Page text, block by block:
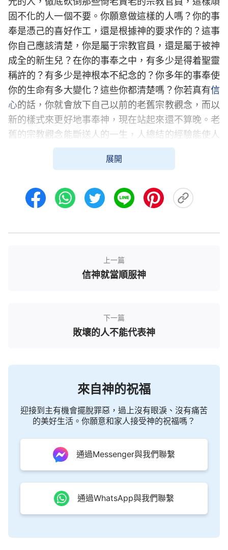
固不化的人一個不要。你願意做這樣的人嗎？你的事
奉是憑己的喜好作工，還是根據神的要求作的？這事
你自己應該清楚，你是屬于宗教官員，還是屬于被神
成全的新生兒？在你的事奉之中，有多少是得着聖靈
稱許的？有多少是神根本不紀念的？你多年的事奉使
你的生命有多大變化？這些你都清楚嗎？你若真有信
心的話，你就會放下自己以前的老舊宗教觀念，而以
新的樣式來更好地事奉神，現在站起來還不算晚。老
舊的宗教觀念能斷送人的一生，人總結的經驗能使人
遠離神而憑自己作，若你不放下這些東西，它就成了
你生命長進的絆脚石。神對所有事奉他的人一直是成
罰，能够放下以往的宗教作法、宗教規條，不用以往
宗教觀念來衡量神今天的説話，這樣才有前途可言。
使以前作的是對的，是神作的，你也能放下而不持
守；即使以前明顯的是聖靈工作，是聖靈直接作的，
切都要更新。神作工、説話對以往老舊的東西一概不
提，不翻老黄曆，神是常新不舊的神，就對他自己以
作不就是打岔嗎？不是與神敵對嗎？你願意自己的一
西而使你成了打岔神作工的人，你願意做這樣的人
以前的事奉神并不記念。
展開
上一篇
信神就當順服神
下一篇
敗壞的人不能代表神
來自神的祝福
迎接到主有機會擺脫罪惡，過上沒有眼淚、沒有痛苦
的美好生活。你願意和家人接受神的祝福嗎？
通過Messenger與我們聯繫
通過WhatsApp與我們聯繫